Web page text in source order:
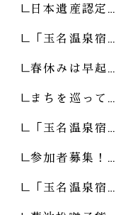
日本遺産認定…
「玉名温泉宿…
春休みは早起…
まちを巡って…
「玉名温泉宿…
参加者募集！…
「玉名温泉宿…